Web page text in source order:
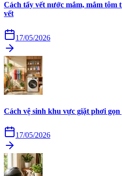
Cách tẩy vết nước mắm, mắm
vết
17/05/2026
Cách vệ sinh khu vực giặt phơi gọn
17/05/2026